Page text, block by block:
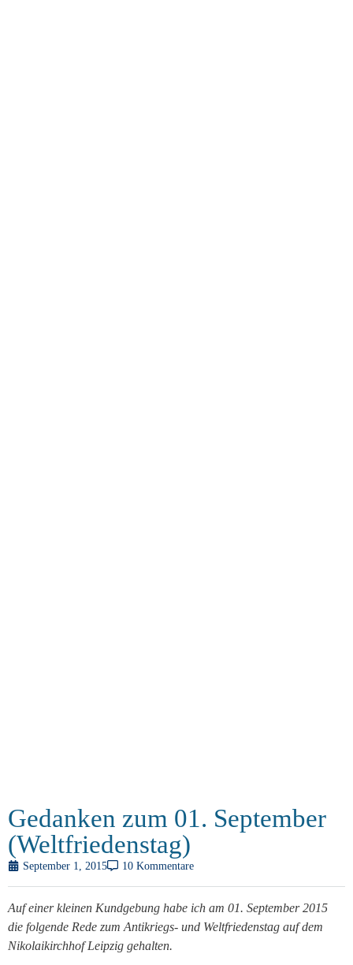
Gedanken zum 01. September
(Weltfriedenstag)
September 1, 2015 10 Kommentare
Auf einer kleinen Kundgebung habe ich am 01. September 2015
die folgende Rede zum Antikriegs- und Weltfriedenstag auf dem
Nikolaikirchhof Leipzig gehalten.